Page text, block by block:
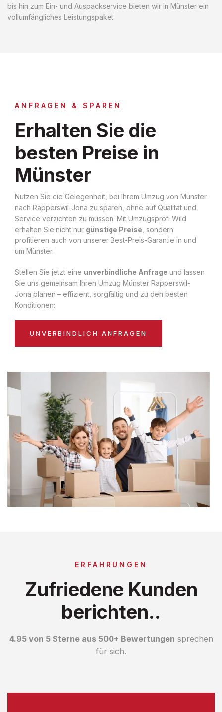
bis hin zum Ein- und Auspackservice bieten wir in Münster ein
vollumfängliches Leistungspaket.
ANFRAGEN & SPAREN
Erhalten Sie die
besten Preise in
Münster
Nutzen Sie die Gelegenheit, bei Ihrem Umzug von Münster
nach Rapperswil-Jona zu sparen, ohne auf Qualität und
Service verzichten zu müssen. Mit Umzugsprofi Wild
erhalten Sie nicht nur günstige Preise , sondern
profitieren auch von unserer Best-Preis-Garantie in und
um Münster.
Stellen Sie jetzt eine unverbindliche Anfrage und lassen
Sie uns gemeinsam Ihren Umzug Münster Rapperswil-
Jona planen – effizient, sorgfältig und zu den besten
Konditionen:
UNVERBINDLICH ANFRAGEN
ERFAHRUNGEN
Zufriedene Kunden
berichten..
4.95 von 5 Sterne aus 500+ Bewertungen sprechen
für sich.